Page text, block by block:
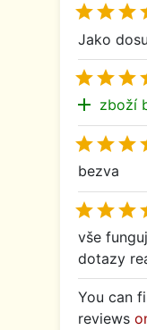

Jako

add zboží

bezva

vše
dotazy
You can
reviews